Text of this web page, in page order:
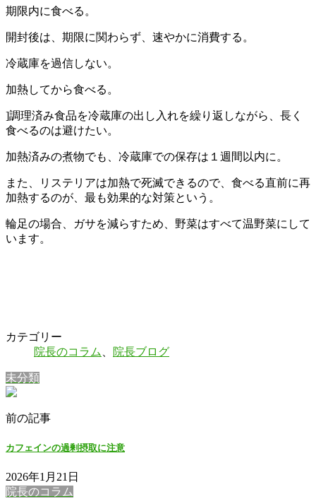
期限内に食べる。
開封後は、期限に関わらず、速やかに消費する。
冷蔵庫を過信しない。
加熱してから食べる。
]調理済み食品を冷蔵庫の出し入れを繰り返しながら、長く
食べるのは避けたい。
加熱済みの煮物でも、冷蔵庫での保存は１週間以内に。
また、リステリアは加熱で死滅できるので、食べる直前に再
加熱するのが、最も効果的な対策という。
輪足の場合、ガサを減らすため、野菜はすべて温野菜にして
います。
カテゴリー
院長のコラム
院長ブログ
未分類
前の記事
カフェインの過剰摂取に注意
2026年1月21日
院長のコラム